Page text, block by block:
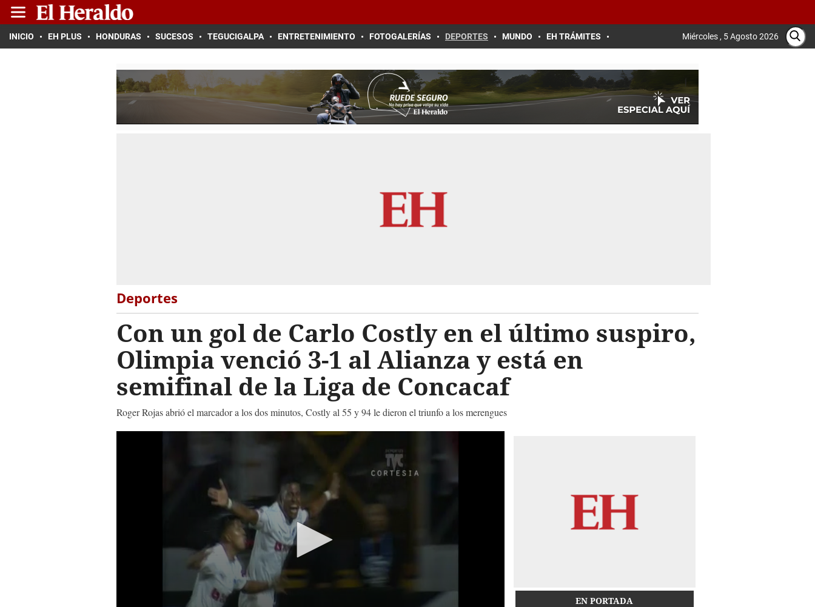
INICIO EH PLUS HONDURAS SUCESOS TEGUCIGALPA ENTRETENIMIENTO FOTOGALERÍAS DEPORTES MUNDO EH TRÁMITES Miércoles , 5 Agosto 2026
Deportes
Con un gol de Carlo Costly en el último suspiro,
Olimpia venció 3-1 al Alianza y está en
semifinal de la Liga de Concacaf
Roger Rojas abrió el marcador a los dos minutos, Costly al 55 y 94 le dieron el triunfo a los merengues
EN PORTADA